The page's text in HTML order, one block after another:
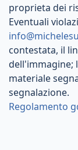
proprieta dei
Eventuali
contestata, il
dell'immagine;
materiale
segnalazione.
Regolamento